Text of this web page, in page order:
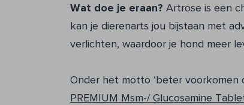
Wat doe je eraan? Artrose is een
kan je dierenarts jou bijstaan met
verlichten, waardoor je hond meer
Onder het motto ‘beter voorkomen
PREMIUM Msm-/ Glucosamine